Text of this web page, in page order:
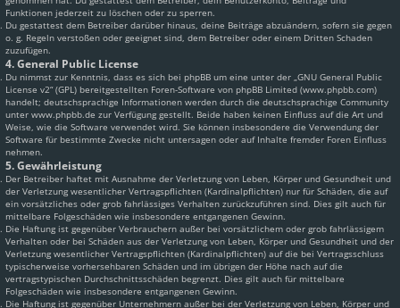
Funktionen jederzeit zu löschen oder zu sperren.
Du gestattest dem Betreiber darüber hinaus, deine Beiträge abzuändern, sofern sie gegen
o. g. Regeln verstoßen oder geeignet sind, dem Betreiber oder einem Dritten Schaden
zuzufügen.
4. General Public License
Du nimmst zur Kenntnis, dass es sich bei phpBB um eine unter der „GNU General Public
License v2“ (GPL) bereitgestellten Foren-Software von phpBB Limited (www.phpbb.com)
handelt; deutschsprachige Informationen werden durch die deutschsprachige Community
unter www.phpbb.de zur Verfügung gestellt. Beide haben keinen Einfluss auf die Art und
Weise, wie die Software verwendet wird. Sie können insbesondere die Verwendung der
Software für bestimmte Zwecke nicht untersagen oder auf Inhalte fremder Foren Einfluss
nehmen.
5. Gewährleistung
Der Betreiber haftet mit Ausnahme der Verletzung von Leben, Körper und Gesundheit und
der Verletzung wesentlicher Vertragspflichten (Kardinalpflichten) nur für Schäden, die auf
ein vorsätzliches oder grob fahrlässiges Verhalten zurückzuführen sind. Dies gilt auch für
mittelbare Folgeschäden wie insbesondere entgangenen Gewinn.
Die Haftung ist gegenüber Verbrauchern außer bei vorsätzlichem oder grob fahrlässigem
Verhalten oder bei Schäden aus der Verletzung von Leben, Körper und Gesundheit und der
Verletzung wesentlicher Vertragspflichten (Kardinalpflichten) auf die bei Vertragsschluss
typischerweise vorhersehbaren Schäden und im übrigen der Höhe nach auf die
vertragstypischen Durchschnittsschäden begrenzt. Dies gilt auch für mittelbare
Folgeschäden wie insbesondere entgangenen Gewinn.
Die Haftung ist gegenüber Unternehmern außer bei der Verletzung von Leben, Körper und